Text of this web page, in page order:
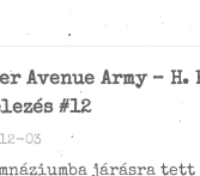
Avenue Army –
#12
03
járásra tett